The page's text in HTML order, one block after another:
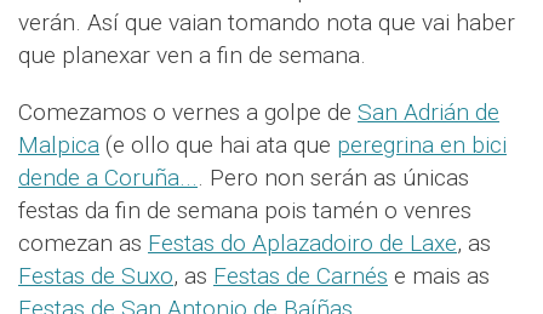
verán. Así que vaian tomando nota que vai haber
que planexar ven a fin de semana.
Comezamos o vernes a golpe de San Adrián de
Malpica (e ollo que hai ata que peregrina en bici
dende a Coruña.... Pero non serán as únicas
festas da fin de semana pois tamén o venres
comezan as Festas do Aplazadoiro de Laxe, as
Festas de Suxo, as Festas de Carnés e mais as
Festas de San Antonio de Baíñas.